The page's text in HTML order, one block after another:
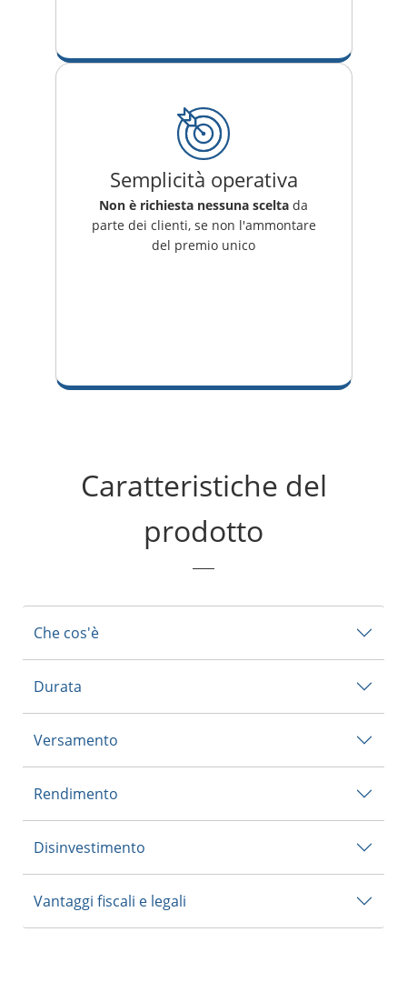
Semplicità operativa
Non è richiesta nessuna scelta da
parte dei clienti, se non l'ammontare
del premio unico
Caratteristiche del
prodotto
Che cos'è
Durata
Versamento
Rendimento
Disinvestimento
Vantaggi fiscali e legali